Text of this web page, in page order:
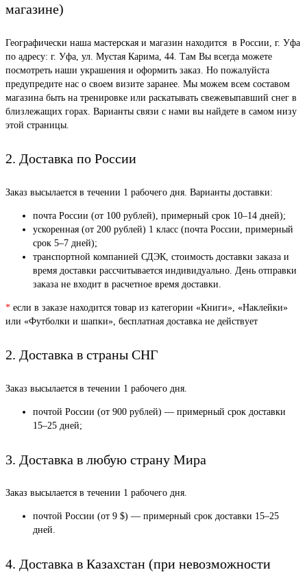
магазине)
Географически наша мастерская и магазин находится в России, г. Уфа
по адресу: г. Уфа, ул. Мустая Карима, 44. Там Вы всегда можете
посмотреть наши украшения и оформить заказ. Но пожалуйста
предупредите нас о своем визите заранее. Мы можем всем составом
магазина быть на тренировке или раскатывать свежевыпавший снег в
близлежащих горах. Варианты связи с нами вы найдете в самом низу
этой страницы.
2. Доставка по России
Заказ высылается в течении 1 рабочего дня. Варианты доставки:
почта России (от 100 рублей), примерный срок 10–14 дней);
ускоренная (от 200 рублей) 1 класс (почта России, примерный
срок 5–7 дней);
транспортной компанией СДЭК, стоимость доставки заказа и
время доставки рассчитывается индивидуально. День отправки
заказа не входит в расчетное время доставки.
* если в заказе находится товар из категории «Книги», «Наклейки»
или «Футболки и шапки», бесплатная доставка не действует
2. Доставка в страны СНГ
Заказ высылается в течении 1 рабочего дня.
почтой России (от 900 рублей) — примерный срок доставки
15–25 дней;
3. Доставка в любую страну Мира
Заказ высылается в течении 1 рабочего дня.
почтой России (от 9 $) — примерный срок доставки 15–25
дней.
4. Доставка в Казахстан (при невозможности